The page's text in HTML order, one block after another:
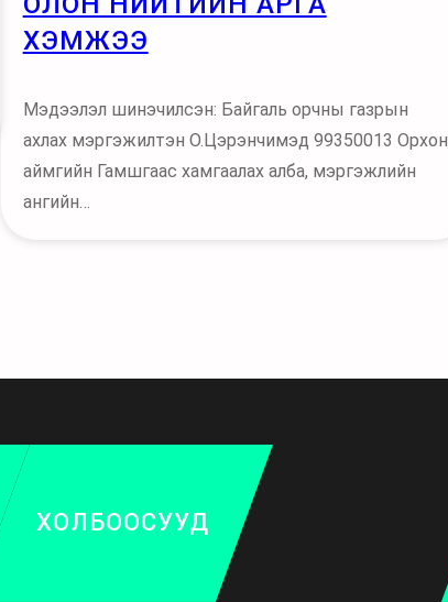
ХЭМЖЭЭ
Мэдээлэл шинэчилсэн: Байгаль орчны газрын
ахлах мэргэжилтэн О.Цэрэнчимэд 99350013 Орхон
аймгийн Гамшгаас хамгаалах алба, мэргэжлийн
ангийн…
ХОЛБООСУУД